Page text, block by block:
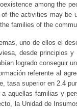
among the
the activities may be
families of the
uno de ellos el
desde principios
logrado conseguir
referente al
tasa superior en 2.4
aquellas familias y
la Unidad de